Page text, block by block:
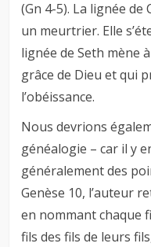
(Gn 4-5). La lignée de
un meurtrier. Elle
lignée de Seth mène
grâce de Dieu et qui
l’obéissance.
Nous devrions
généalogie – car il y
généralement des
Genèse 10, l’auteur
en nommant chaque
fils des fils de leurs